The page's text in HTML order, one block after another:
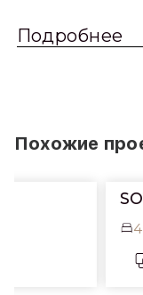
обычный
Подробнее
Похожие
SOV-6
7